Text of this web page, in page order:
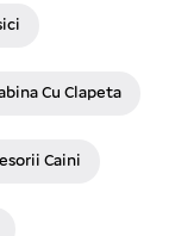
Cu Clapeta
Caini